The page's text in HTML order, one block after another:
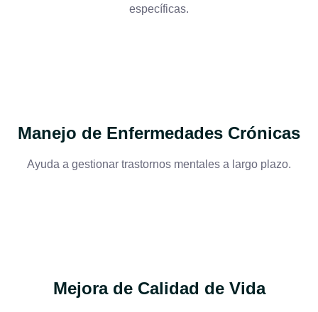
específicas.
Manejo de Enfermedades Crónicas
Ayuda a gestionar trastornos mentales a largo plazo.
Mejora de Calidad de Vida